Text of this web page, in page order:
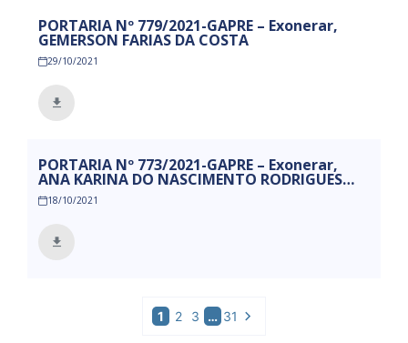
PORTARIA Nº 779/2021-GAPRE – Exonerar,
GEMERSON FARIAS DA COSTA
29/10/2021
PORTARIA Nº 773/2021-GAPRE – Exonerar,
ANA KARINA DO NASCIMENTO RODRIGUES
PESSOA
18/10/2021
1 2 3 … 31